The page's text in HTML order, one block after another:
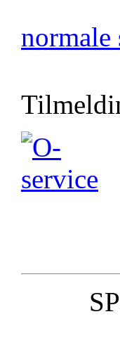
normale